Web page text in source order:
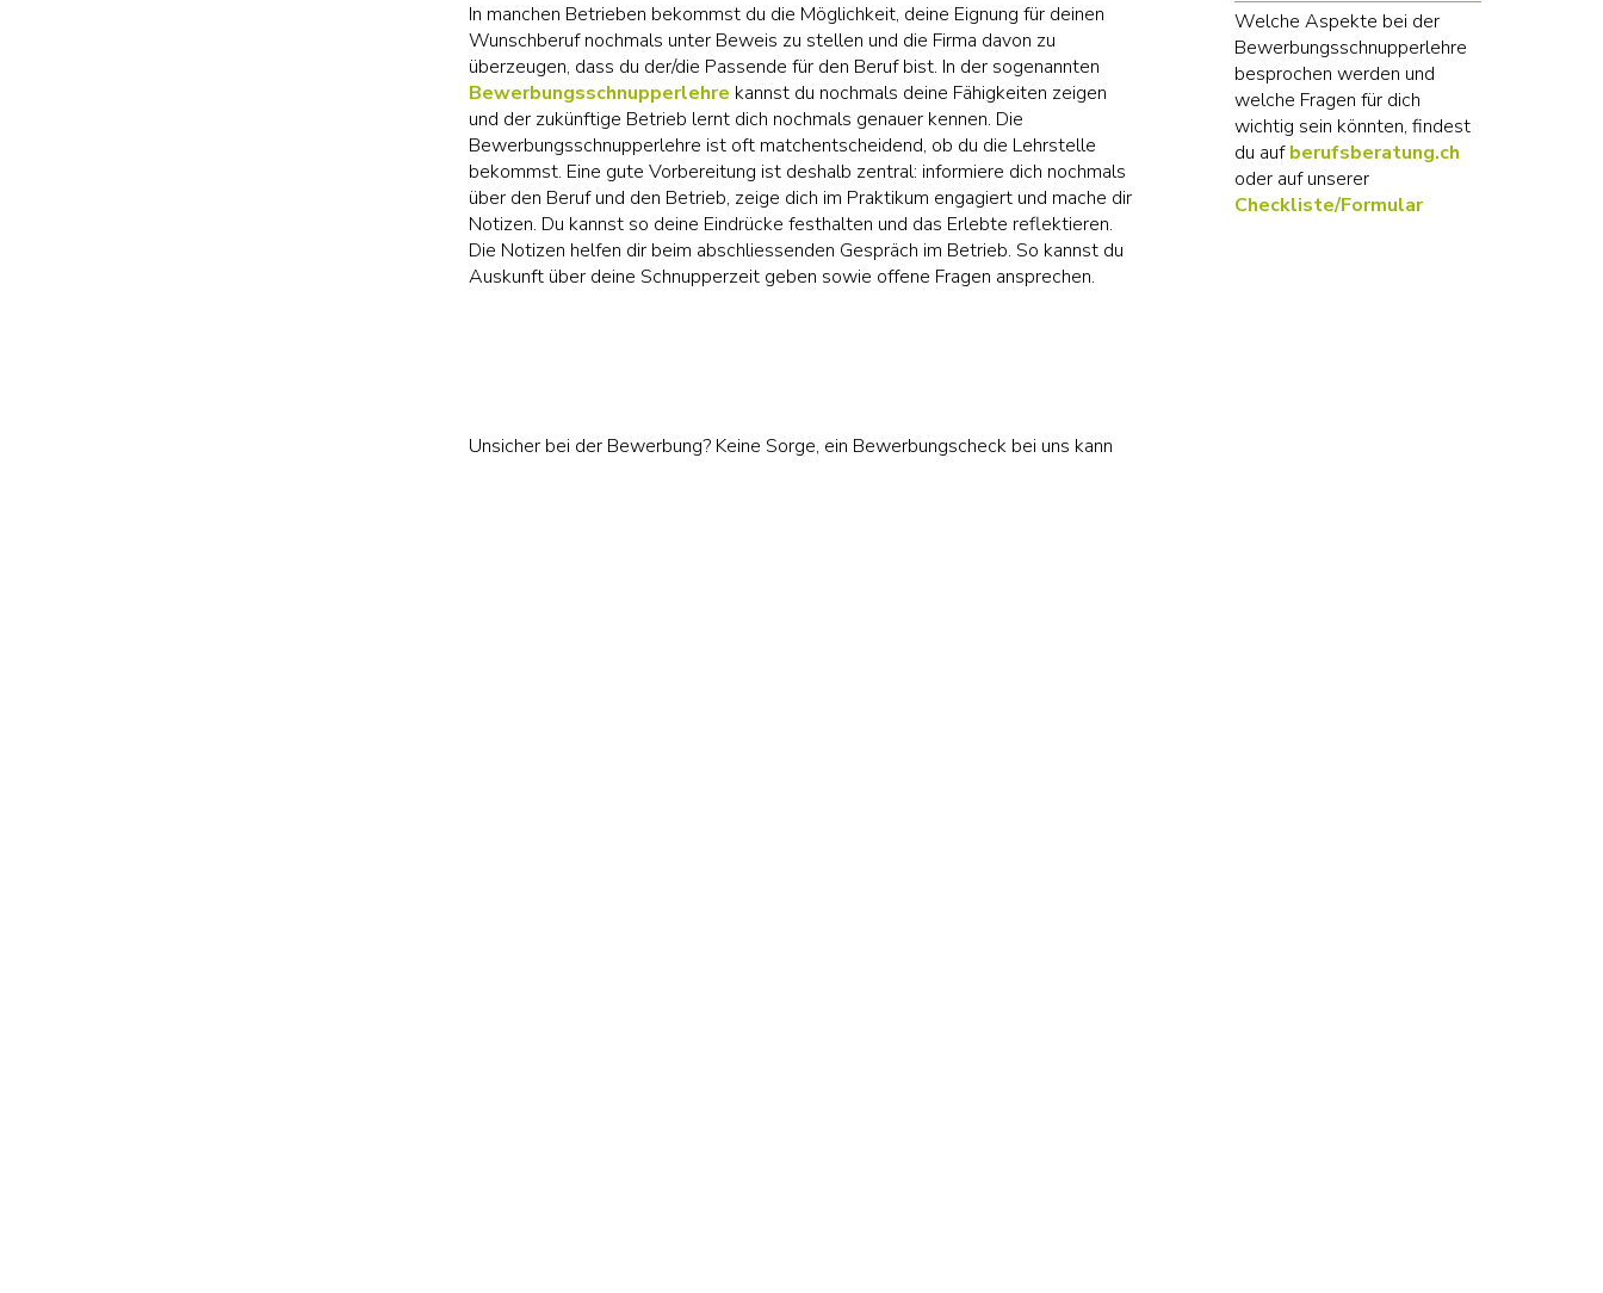
In manchen Betrieben bekommst du die Möglichkeit, deine Eignung für deinen
Wunschberuf nochmals unter Beweis zu stellen und die Firma davon zu
überzeugen, dass du der/die Passende für den Beruf bist. In der sogenannten
Bewerbungsschnupperlehre kannst du nochmals deine Fähigkeiten zeigen
und der zukünftige Betrieb lernt dich nochmals genauer kennen. Die
Bewerbungsschnupperlehre ist oft matchentscheidend, ob du die Lehrstelle
bekommst. Eine gute Vorbereitung ist deshalb zentral: informiere dich nochmals
über den Beruf und den Betrieb, zeige dich im Praktikum engagiert und mache dir
Notizen. Du kannst so deine Eindrücke festhalten und das Erlebte reflektieren.
Die Notizen helfen dir beim abschliessenden Gespräch im Betrieb. So kannst du
Auskunft über deine Schnupperzeit geben sowie offene Fragen ansprechen.
Welche Aspekte bei der
Bewerbungsschnupperlehre
besprochen werden und
welche Fragen für dich
wichtig sein könnten, findest
du aufberufsberatung.ch
oder auf unserer
Checkliste/Formular
Unsicher bei der Bewerbung? Keine Sorge, ein Bewerbungscheck bei uns kann